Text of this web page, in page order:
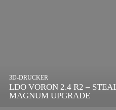
LDO VORON 2.4 R2 –
MAGNUM UPGRADE
3D-DRUCKER